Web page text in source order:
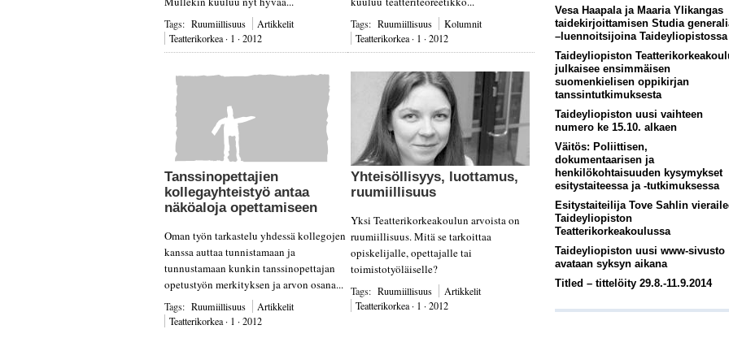
Tags: Ruumiillisuus
Artikkelit
Teatterikorkea · 1 · 2012
Tags: Ruumiillisuus
Kolumnit
Teatterikorkea · 1 · 2012
Tanssinopettajien
kollegayhteistyö antaa
näköaloja opettamiseen
Oman työn tarkastelu yhdessä kollegojen
kanssa auttaa tunnistamaan ja
tunnustamaan kunkin tanssinopettajan
opetustyön merkityksen ja arvon osana...
Tags: Ruumiillisuus
Artikkelit
Teatterikorkea · 1 · 2012
Yhteisöllisyys, luottamus,
ruumiillisuus
Yksi Teatterikorkeakoulun arvoista on
ruumiillisuus. Mitä se tarkoittaa
opiskelijalle, opettajalle tai
toimistotyöläiselle?
Tags: Ruumiillisuus
Artikkelit
Teatterikorkea · 1 · 2012
Vesa Haapala ja Maaria Ylikangas
taidekirjoittamisen Studia
–luennoitsijoina Taideyliopistossa
Taideyliopiston
julkaisee ensimmäisen
suomenkielisen oppikirjan
tanssintutkimuksesta
Taideyliopiston uusi vaihteen
numero ke 15.10. alkaen
Väitös: Poliittisen,
dokumentaarisen ja
henkilökohtaisuuden kysymykset
esitystaiteessa ja -tutkimuksessa
Esitystaiteilija Tove Sahlin
Taideyliopiston
Teatterikorkeakoulussa
Taideyliopiston uusi www-sivusto
avataan syksyn aikana
Titled – tittelöity 29.8.-11.9.2014